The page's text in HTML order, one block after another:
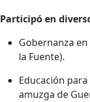
Participó en
Gobernanza
la Fuente).
Educación
amuzga de